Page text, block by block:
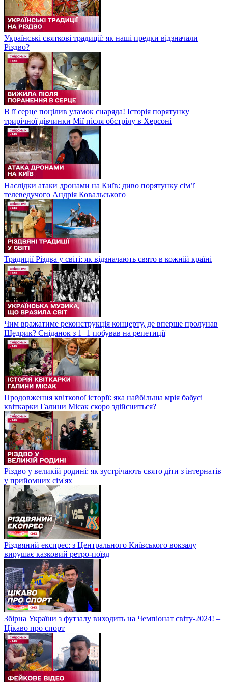
Українські святкові традиції: як наші предки відзначали
Різдво?
В її серце поцілив уламок снаряда! Історія порятунку
трирічної дівчинки Мії після обстрілу в Херсоні
Наслідки атаки дронами на Київ: диво порятунку сім’ї
телеведучого Андрія Ковальського
Традиції Різдва у світі: як відзначають свято в кожній країні
Чим вражатиме реконструкція концерту, де вперше пролунав
Щедрик? Сніданок з 1+1 побував на репетиції
Продовження квіткової історії: яка найбільша мрія бабусі
квіткарки Галини Місак скоро здійсниться?
Різдво у великій родині: як зустрічають свято діти з інтернатів
у прийомних сім'ях
Різдвяний експрес: з Центрального Київського вокзалу
вирушає казковий ретро-поїзд
Збірна України з футзалу виходить на Чемпіонат світу-2024! –
Цікаво про спорт